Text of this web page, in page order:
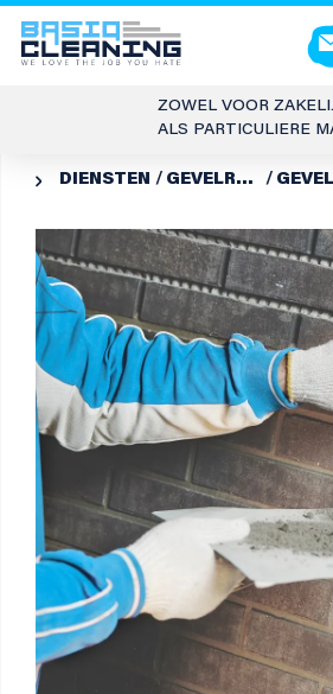
ZOWEL VOOR
ALS PARTICULIERE
 DIENSTEN GEVELREINIGING